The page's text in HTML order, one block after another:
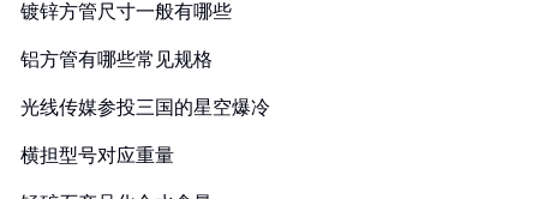
镀锌方管尺寸一般有哪些
铝方管有哪些常见规格
光线传媒参投三国的星空爆冷
横担型号对应重量